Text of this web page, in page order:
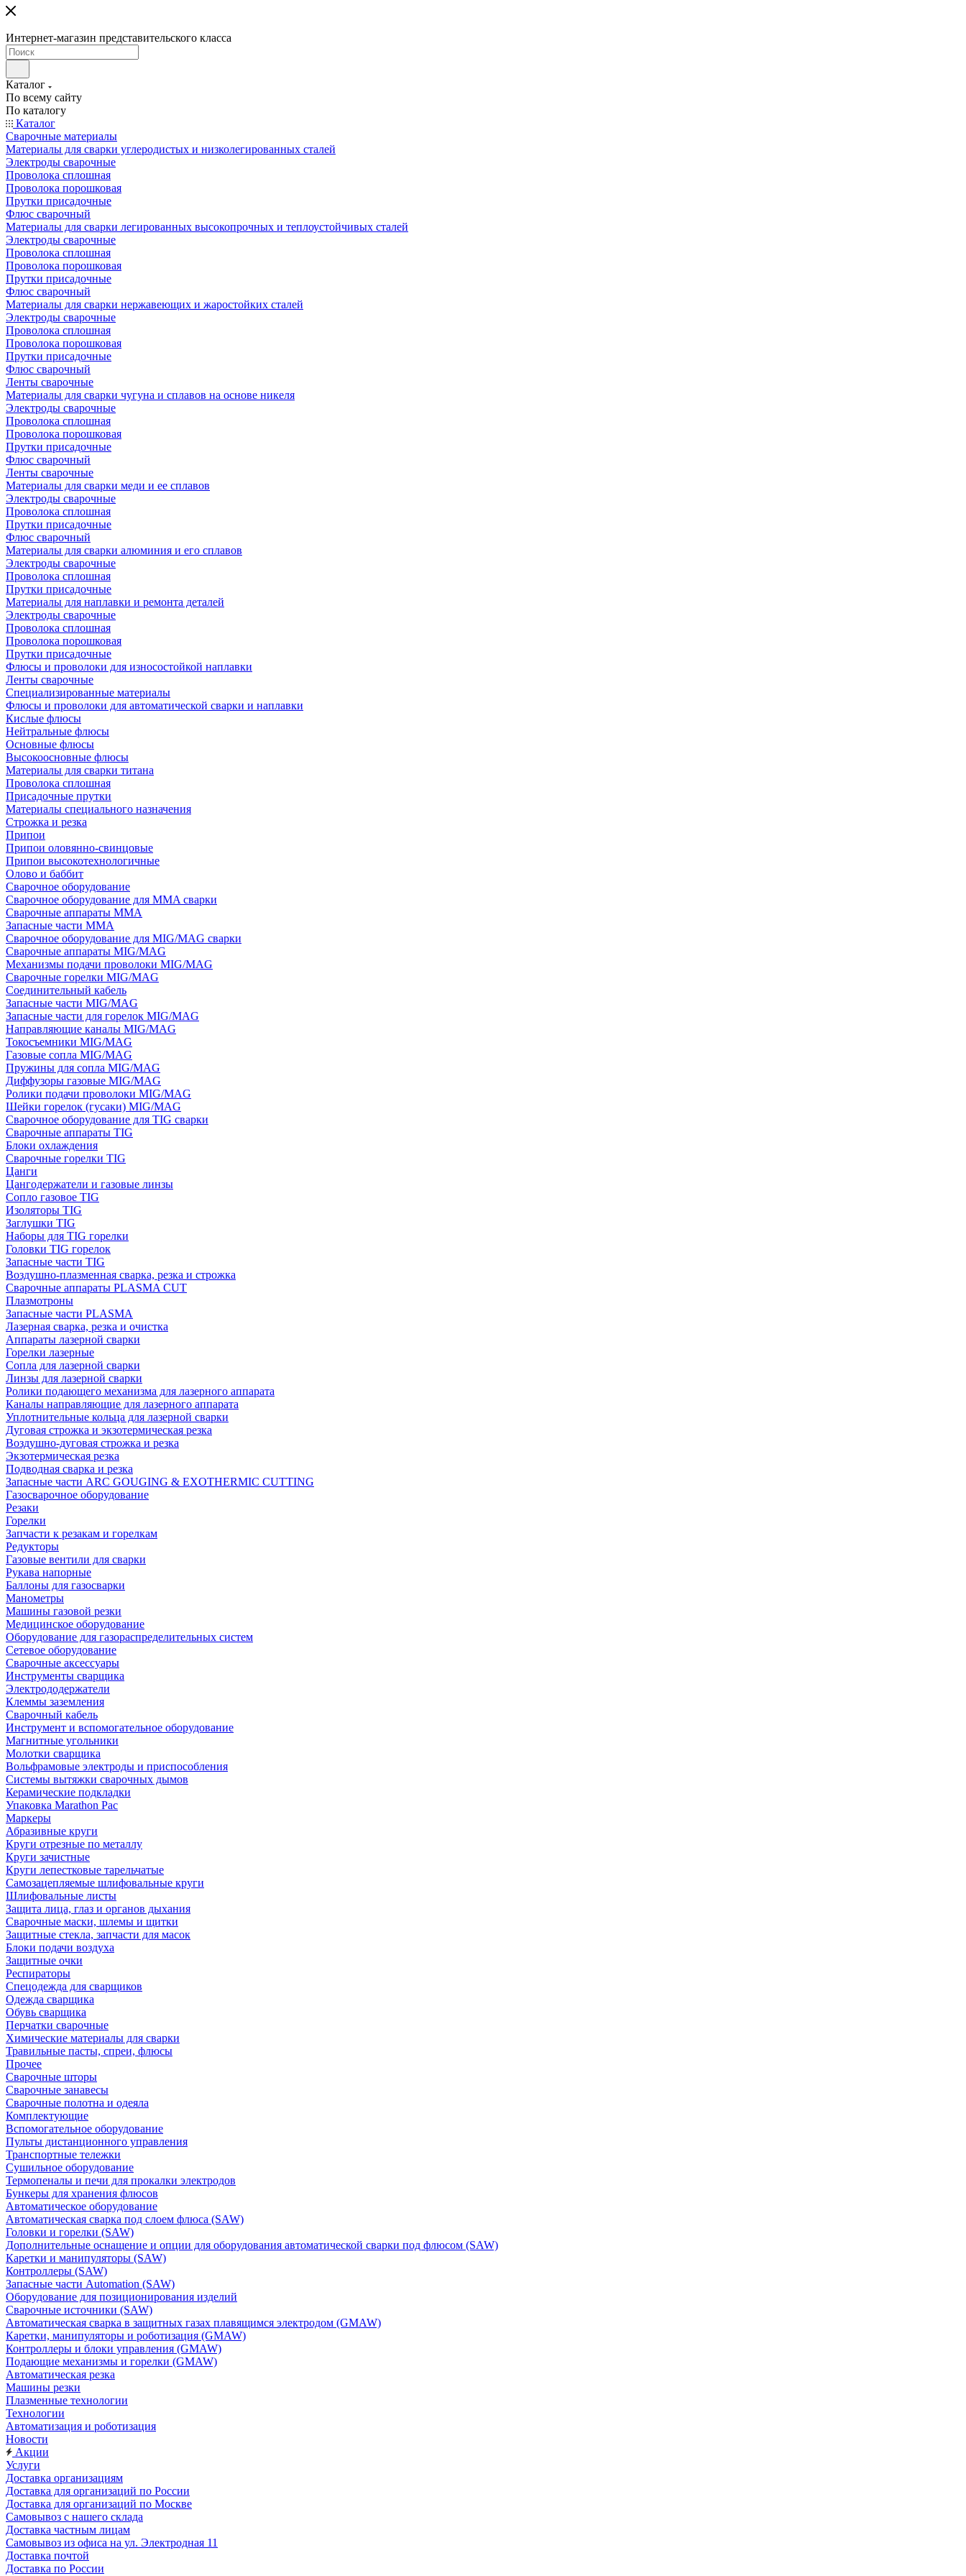
Интернет-магазин представительского класса
Каталог
По всему сайту
По каталогу
Каталог
Сварочные материалы
Материалы для сварки углеродистых и низколегированных сталей
Электроды сварочные
Проволока сплошная
Проволока порошковая
Прутки присадочные
Флюс сварочный
Материалы для сварки легированных высокопрочных и теплоустойчивых сталей
Электроды сварочные
Проволока сплошная
Проволока порошковая
Прутки присадочные
Флюс сварочный
Материалы для сварки нержавеющих и жаростойких сталей
Электроды сварочные
Проволока сплошная
Проволока порошковая
Прутки присадочные
Флюс сварочный
Ленты сварочные
Материалы для сварки чугуна и сплавов на основе никеля
Электроды сварочные
Проволока сплошная
Проволока порошковая
Прутки присадочные
Флюс сварочный
Ленты сварочные
Материалы для сварки меди и ее сплавов
Электроды сварочные
Проволока сплошная
Прутки присадочные
Флюс сварочный
Материалы для сварки алюминия и его сплавов
Электроды сварочные
Проволока сплошная
Прутки присадочные
Материалы для наплавки и ремонта деталей
Электроды сварочные
Проволока сплошная
Проволока порошковая
Прутки присадочные
Флюсы и проволоки для износостойкой наплавки
Ленты сварочные
Специализированные материалы
Флюсы и проволоки для автоматической сварки и наплавки
Кислые флюсы
Нейтральные флюсы
Основные флюсы
Высокоосновные флюсы
Материалы для сварки титана
Проволока сплошная
Присадочные прутки
Материалы специального назначения
Строжка и резка
Припои
Припои оловянно-свинцовые
Припои высокотехнологичные
Олово и баббит
Сварочное оборудование
Сварочное оборудование для MMA сварки
Сварочные аппараты MMA
Запасные части MMA
Сварочное оборудование для MIG/MAG сварки
Сварочные аппараты MIG/MAG
Механизмы подачи проволоки MIG/MAG
Сварочные горелки MIG/MAG
Соединительный кабель
Запасные части MIG/MAG
Запасные части для горелок MIG/MAG
Направляющие каналы MIG/MAG
Токосъемники MIG/MAG
Газовые сопла MIG/MAG
Пружины для сопла MIG/MAG
Диффузоры газовые MIG/MAG
Ролики подачи проволоки MIG/MAG
Шейки горелок (гусаки) MIG/MAG
Сварочное оборудование для TIG сварки
Сварочные аппараты TIG
Блоки охлаждения
Сварочные горелки TIG
Цанги
Цангодержатели и газовые линзы
Сопло газовое TIG
Изоляторы TIG
Заглушки TIG
Наборы для TIG горелки
Головки TIG горелок
Запасные части TIG
Воздушно-плазменная сварка, резка и строжка
Сварочные аппараты PLASMA CUT
Плазмотроны
Запасные части PLASMA
Лазерная сварка, резка и очистка
Аппараты лазерной сварки
Горелки лазерные
Сопла для лазерной сварки
Линзы для лазерной сварки
Ролики подающего механизма для лазерного аппарата
Каналы направляющие для лазерного аппарата
Уплотнительные кольца для лазерной сварки
Дуговая строжка и экзотермическая резка
Воздушно-дуговая строжка и резка
Экзотермическая резка
Подводная сварка и резка
Запасные части ARC GOUGING & EXOTHERMIC CUTTING
Газосварочное оборудование
Резаки
Горелки
Запчасти к резакам и горелкам
Редукторы
Газовые вентили для сварки
Рукава напорные
Баллоны для газосварки
Манометры
Машины газовой резки
Медицинское оборудование
Оборудование для газораспределительных систем
Сетевое оборудование
Сварочные аксессуары
Инструменты сварщика
Электрододержатели
Клеммы заземления
Сварочный кабель
Инструмент и вспомогательное оборудование
Магнитные угольники
Молотки сварщика
Вольфрамовые электроды и приспособления
Системы вытяжки сварочных дымов
Керамические подкладки
Упаковка Marathon Pac
Маркеры
Абразивные круги
Круги отрезные по металлу
Круги зачистные
Круги лепестковые тарельчатые
Самозацепляемые шлифовальные круги
Шлифовальные листы
Защита лица, глаз и органов дыхания
Сварочные маски, шлемы и щитки
Защитные стекла, запчасти для масок
Блоки подачи воздуха
Защитные очки
Респираторы
Спецодежда для сварщиков
Одежда сварщика
Обувь сварщика
Перчатки сварочные
Химические материалы для сварки
Травильные пасты, спреи, флюсы
Прочее
Сварочные шторы
Сварочные занавесы
Сварочные полотна и одеяла
Комплектующие
Вспомогательное оборудование
Пульты дистанционного управления
Транспортные тележки
Сушильное оборудование
Термопеналы и печи для прокалки электродов
Бункеры для хранения флюсов
Автоматическое оборудование
Автоматическая сварка под слоем флюса (SAW)
Головки и горелки (SAW)
Дополнительные оснащение и опции для оборудования автоматической сварки под флюсом (SAW)
Каретки и манипуляторы (SAW)
Контроллеры (SAW)
Запасные части Automation (SAW)
Оборудование для позиционирования изделий
Сварочные источники (SAW)
Автоматическая сварка в защитных газах плавящимся электродом (GMAW)
Каретки, манипуляторы и роботизация (GMAW)
Контроллеры и блоки управления (GMAW)
Подающие механизмы и горелки (GMAW)
Автоматическая резка
Машины резки
Плазменные технологии
Технологии
Автоматизация и роботизация
Новости
Акции
Услуги
Доставка организациям
Доставка для организаций по России
Доставка для организаций по Москве
Самовывоз с нашего склада
Доставка частным лицам
Самовывоз из офиса на ул. Электродная 11
Доставка почтой
Доставка по России